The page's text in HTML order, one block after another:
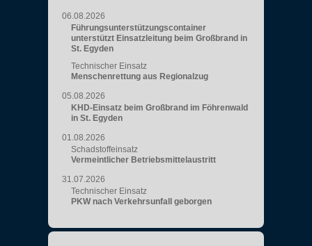
06.08.2026
Führungsunterstützungscontainer
unterstützt Einsatzleitung beim Großbrand in
St. Egyden
Technischer Einsatz
Menschenrettung aus Regionalzug
05.08.2026
KHD-Einsatz beim Großbrand im Föhrenwald
in St. Egyden
01.08.2026
Schadstoffeinsatz
Vermeintlicher Betriebsmittelaustritt
31.07.2026
Technischer Einsatz
PKW nach Verkehrsunfall geborgen